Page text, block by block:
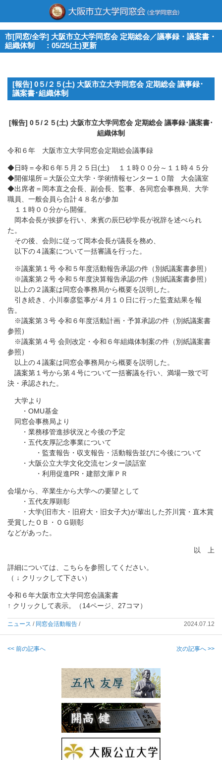
市[同窓/全学] 大阪市立大学同窓会 定期総会／議事録・議案書・
組織体制 ：05/25(土)更新
[報告] 0５/２５(土) 大阪市立大学同窓会 定期総会 議事録･
議案書･組織体制
[報告] 0５/２５(土) 大阪市立大学同窓会 定期総会 議事録･議案書･
組織体制
令和６年 大阪市立大学同窓会定期総会議事録
◆日時＝令和６年５月２５日(土) １１時００分～１１時４５分
◆開催場所＝大阪公立大学・学術情報センター１０階 大会議室
◆出席者＝岡本直之会長、副会長、監事、各同窓会事務局、大学
職員、一般会員ら合計４８名が参加
１１時００分から開催。
岡本会長が挨拶を行い、来賓の辰巳砂学長が祝辞を述べられ
た。
その後、会則に従って岡本会長が議長を務め、
以下の４議案について一括審議を行った。
※議案第１号 令和５年度活動報告承認の件（別紙議案書参照）
※議案第２号 令和５年度決算報告承認の件（別紙議案書参照）
以上の２議案は同窓会事務局から概要を説明した。
引き続き、小川泰彦監事が４月１０日に行った監査結果を報
告。
※議案第３号 令和６年度活動計画・予算承認の件（別紙議案書
参照）
※議案第４号 会則改定・令和６年組織体制案の件（別紙議案書
参照）
以上の４議案は同窓会事務局から概要を説明した。
議案第１号から第４号について一括審議を行い、満場一致で可
決・承認された。
大学より
・OMU基金
同窓会事務局より
・業務移管進捗状況と今後の予定
・五代友厚記念事業について
・監査報告・収支報告・活動報告並びに今後について
・大阪公立大学文化交流センター談話室
・利用促進PR・建部文庫ＰＲ
会場から、卒業生から大学への要望として
・五代友厚顕彰
・大学(旧市大・旧府大・旧女子大)が輩出した芥川賞・直木賞
受賞したＯＢ・ＯＧ顕彰
などがあった。
以 上
詳細については、こちらを参照してください。
（ ↓ クリックして下さい）
令和６年大阪市立大学同窓会議案書
↑ クリックして表示。（14ページ、27コマ）
ニュース / 同窓会活動報告 / 2024.07.12
<< 前の記事へ 次の記事へ >>